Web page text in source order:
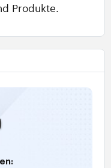
Produkte.